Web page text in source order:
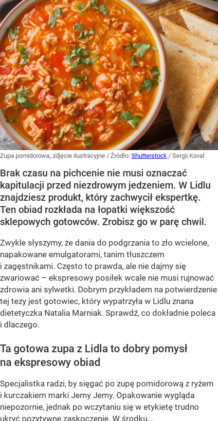
Zupa pomidorowa, zdjęcie ilustracyjne / Źródło: Shutterstock / Sergii Koval
Brak czasu na pichcenie nie musi oznaczać
kapitulacji przed niezdrowym jedzeniem. W Lidlu
znajdziesz produkt, który zachwycił ekspertkę.
Ten obiad rozkłada na łopatki większość
sklepowych gotowców. Zrobisz go w parę chwil.
Zwykle słyszymy, że dania do podgrzania to zło wcielone,
napakowane emulgatorami, tanim tłuszczem
i zagęstnikami. Często to prawda, ale nie dajmy się
zwariować – ekspresowy posiłek wcale nie musi rujnować
zdrowia ani sylwetki. Dobrym przykładem na potwierdzenie
tej tezy jest gotowiec, który wypatrzyła w Lidlu znana
dietetyczka Natalia Marniak. Sprawdź, co dokładnie poleca
i dlaczego.
Ta gotowa zupa z Lidla to dobry pomysł
na ekspresowy obiad
Specjalistka radzi, by sięgać po zupę pomidorową z ryżem
i kurczakiem marki Jemy Jemy. Opakowanie wygląda
niepozornie, jednak po wczytaniu się w etykietę trudno
ukryć pozytywne zaskoczenie. W środku...